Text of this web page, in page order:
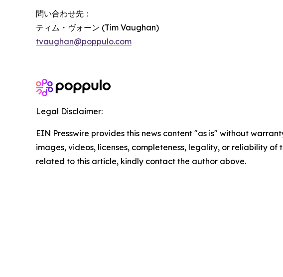
問い合わせ先：
ティム・ヴォーン (Tim Vaughan)
tvaughan@poppulo.com
Legal Disclaimer:
EIN Presswire provides this news content "as is" without
images, videos, licenses, completeness, legality, or reliability
related to this article, kindly contact the author above.